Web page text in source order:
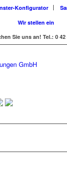
Konfigurator
Wir stellen ein
Sie uns an! Tel.: 0 42